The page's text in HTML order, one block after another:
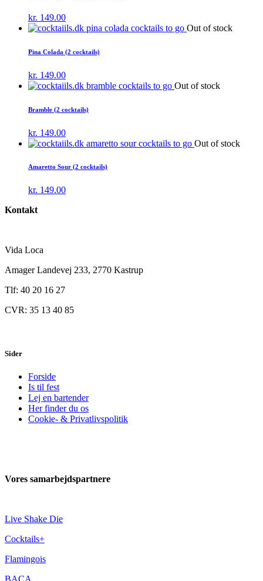
kr. 149.00
Out of stock
Pina Colada (2 cocktails)
kr. 149.00
Out of stock
Bramble (2 cocktails)
kr. 149.00
Out of stock
Amaretto Sour (2 cocktails)
kr. 149.00
Kontakt
Vida Loca
Amager Landevej 233, 2770 Kastrup
Tlf: 40 20 16 27
CVR: 35 13 40 85
Sider
Forside
Is til fest
Lej en bartender
Her finder du os
Cookie- & Privatlivspolitik
Vores samarbejdspartnere
Live Shake Die
Cocktails+
Flamingois
BACA